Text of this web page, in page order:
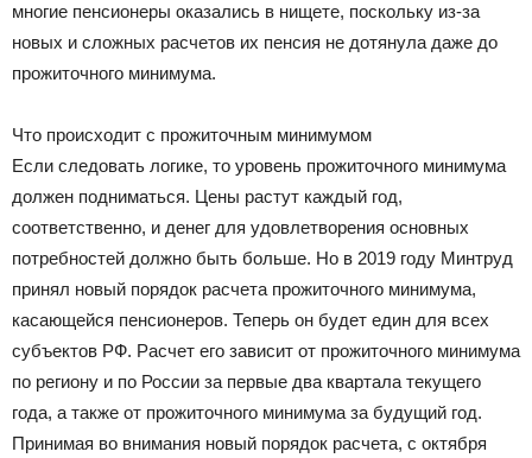
многие пенсионеры оказались в нищете, поскольку из-за
новых и сложных расчетов их пенсия не дотянула даже до
прожиточного минимума.
Что происходит с прожиточным минимумом
Если следовать логике, то уровень прожиточного минимума
должен подниматься. Цены растут каждый год,
соответственно, и денег для удовлетворения основных
потребностей должно быть больше. Но в 2019 году Минтруд
принял новый порядок расчета прожиточного минимума,
касающейся пенсионеров. Теперь он будет един для всех
субъектов РФ. Расчет его зависит от прожиточного минимума
по региону и по России за первые два квартала текущего
года, а также от прожиточного минимума за будущий год.
Принимая во внимания новый порядок расчета, с октября